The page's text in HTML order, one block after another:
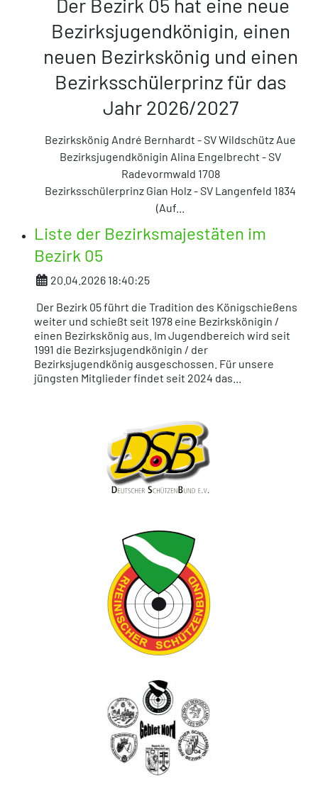
Bezirksjugendkönigin, einen
neuen Bezirkskönig und einen
Bezirksschülerprinz für das
Jahr 2026/2027
Bezirkskönig André Bernhardt - SV Wildschütz Aue
Bezirksjugendkönigin Alina Engelbrecht - SV
Radevormwald 1708
Bezirksschülerprinz Gian Holz- SV Langenfeld 1834
(Auf
Liste der Bezirksmajestäten im
Bezirk 05
Details20.04.2026 18:40:25
Der Bezirk 05 führt die Tradition des Königschießens
weiter und schießt seit 1978 eine Bezirkskönigin /
einen Bezirkskönig aus. Im Jugendbereich wird seit
1991 die Bezirksjugendkönigin / der
Bezirksjugendkönig ausgeschossen. Für unsere
jüngsten Mitglieder findet seit 2024 das...